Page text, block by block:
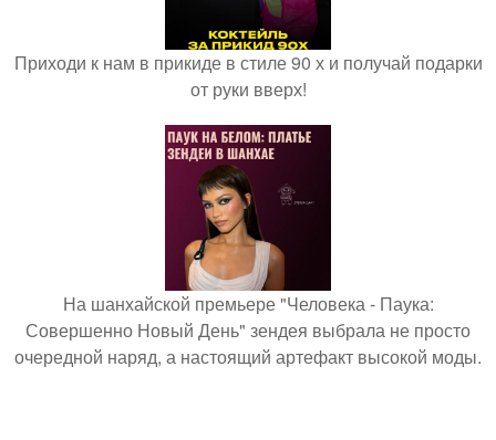
Приходи к нам в прикиде в стиле 90 х и получай подарки
от руки вверх!
На шанхайской премьере "Человека - Паука:
Совершенно Новый День" зендея выбрала не просто
очередной наряд, а настоящий артефакт высокой моды.